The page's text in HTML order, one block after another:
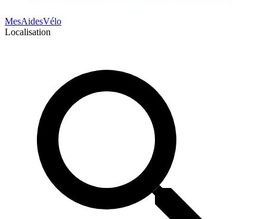
MesAidesVélo
Localisation